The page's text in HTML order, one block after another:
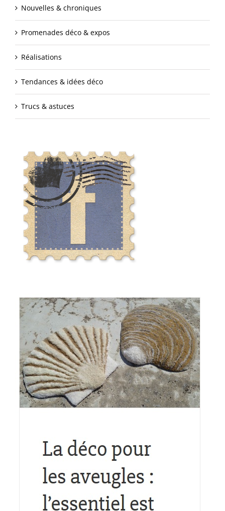
Nouvelles & chroniques
Promenades déco & expos
Réalisations
Tendances & idées déco
Trucs & astuces